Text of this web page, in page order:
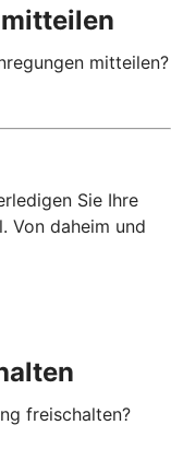
mitteilen?
Sie Ihre
Von daheim und
freischalten?